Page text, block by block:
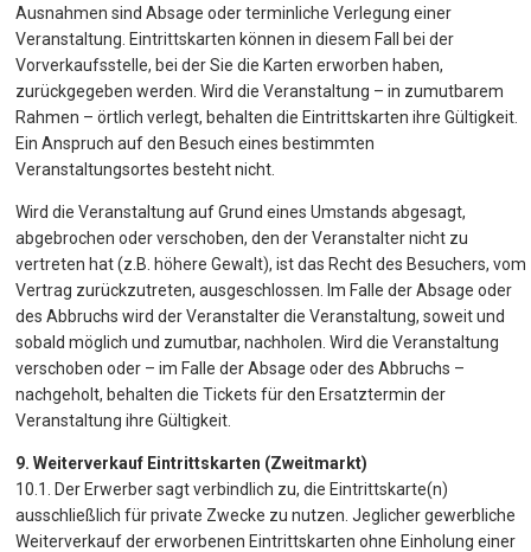
Ausnahmen sind Absage oder terminliche Verlegung einer
Veranstaltung. Eintrittskarten können in diesem Fall bei der
Vorverkaufsstelle, bei der Sie die Karten erworben haben,
zurückgegeben werden. Wird die Veranstaltung – in zumutbarem
Rahmen – örtlich verlegt, behalten die Eintrittskarten ihre Gültigkeit.
Ein Anspruch auf den Besuch eines bestimmten
Veranstaltungsortes besteht nicht.
Wird die Veranstaltung auf Grund eines Umstands abgesagt,
abgebrochen oder verschoben, den der Veranstalter nicht zu
vertreten hat (z.B. höhere Gewalt), ist das Recht des Besuchers, vom
Vertrag zurückzutreten, ausgeschlossen. Im Falle der Absage oder
des Abbruchs wird der Veranstalter die Veranstaltung, soweit und
sobald möglich und zumutbar, nachholen. Wird die Veranstaltung
verschoben oder – im Falle der Absage oder des Abbruchs –
nachgeholt, behalten die Tickets für den Ersatztermin der
Veranstaltung ihre Gültigkeit.
9. Weiterverkauf Eintrittskarten (Zweitmarkt)
10.1. Der Erwerber sagt verbindlich zu, die Eintrittskarte(n)
ausschließlich für private Zwecke zu nutzen. Jeglicher gewerbliche
Weiterverkauf der erworbenen Eintrittskarten ohne Einholung einer